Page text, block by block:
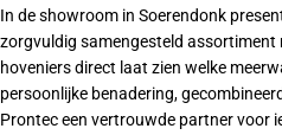
In de showroom in Soerendonk
zorgvuldig samengesteld
hoveniers direct laat zien welke
persoonlijke benadering,
Prontec een vertrouwde partner voor